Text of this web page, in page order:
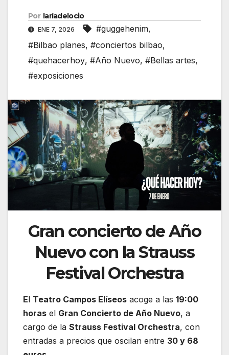
Por laríadelocio
ENE 7, 2026 #guggehenim,
#Bilbao planes, #conciertos bilbao,
#quehacerhoy, #Año Nuevo, #Bellas artes,
#exposiciones
Gran concierto de Año
Nuevo con la Strauss
Festival Orchestra
El Teatro Campos Elíseos acoge a las 19:00
horas el Gran Concierto de Año Nuevo, a
cargo de la Strauss Festival Orchestra, con
entradas a precios que oscilan entre 30 y 68